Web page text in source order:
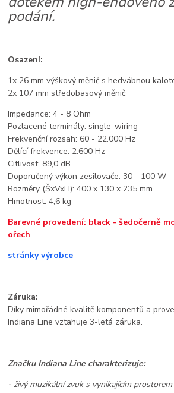
podání.
Osazení:
1x 26 mm výškový měnič s hedvábnou
2x 107 mm středobasový měnič
Impedance: 4 - 8 Ohm
Pozlacené terminály: single-wiring
Frekvenční rozsah: 60 - 22.000 Hz
Dělící frekvence: 2.600 Hz
Citlivost: 89,0 dB
Doporučený výkon zesilovače: 30 - 100 W
Rozměry (ŠxVxH): 400 x 130 x 235 mm
Hmotnost: 4,6 kg
Barevné provedení: black - šedočerně
ořech
stránky výrobce
Záruka:
Díky mimořádné kvalitě komponentů a
Indiana Line vztahuje 3-letá záruka.
Značku Indiana Line charakterizuje:
- živý muzikální zvuk s vynikajícím